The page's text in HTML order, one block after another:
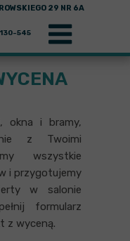
29 NR 6A
545
okna i bramy,
z Twoimi
wszystkie
i przygotujemy
w salonie
formularz
z wyceną.